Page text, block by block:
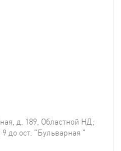
д. 189, Областной НД;
до ост. "Бульварная "